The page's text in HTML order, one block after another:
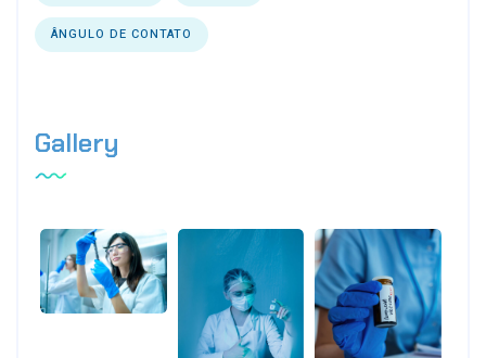
ÂNGULO DE CONTATO
Gallery